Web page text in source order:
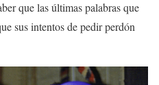
que las últimas palabras que
sus intentos de pedir perdón